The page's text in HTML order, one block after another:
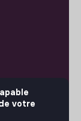
votre